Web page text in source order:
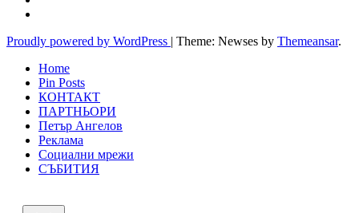
Proudly powered by WordPress | Theme: Newses by Themeansar.
Home
Pin Posts
КОНТАКТ
ПАРТНЬОРИ
Петър Ангелов
Реклама
Социални мрежи
СЪБИТИЯ